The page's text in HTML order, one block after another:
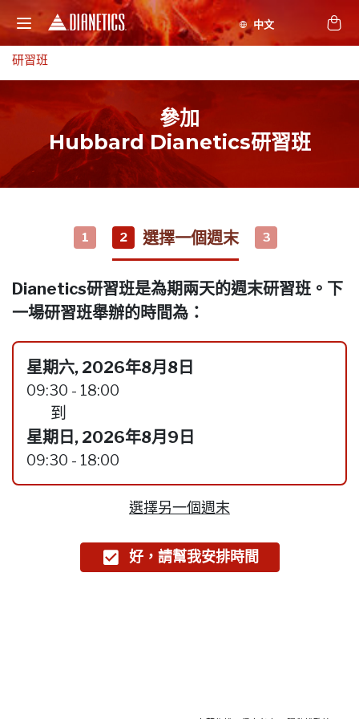
研習班
參加
Hubbard Dianetics研習班
1 2 選擇一個週末 3
Dianetics研習班是為期兩天的週末研習班。下
一場研習班舉辦的時間為：
星期六, 2026年8月8日
09:30 - 18:00
到
星期日, 2026年8月9日
09:30 - 18:00
選擇另一個週末
好，請幫我安排時間